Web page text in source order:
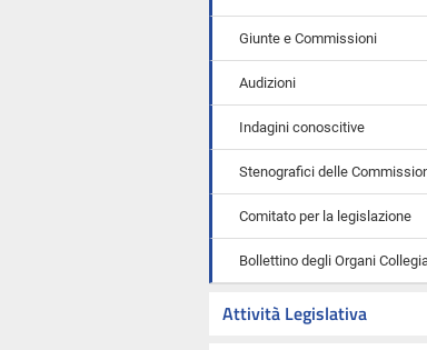
Giunte e Commissioni
Audizioni
Indagini conoscitive
Stenografici delle
Comitato per la legislazione
Bollettino degli Organi
Attività Legislativa